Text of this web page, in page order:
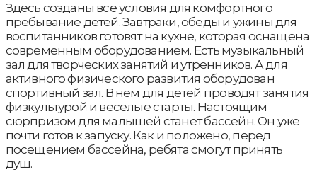
Здесь созданы все условия для комфортного
пребывание детей. Завтраки, обеды и ужины для
воспитанников готовят на кухне, которая оснащена
современным оборудованием. Есть музыкальный
зал для творческих занятий и утренников. А для
активного физического развития оборудован
спортивный зал. В нем для детей проводят занятия
физкультурой и веселые старты. Настоящим
сюрпризом для малышей станет бассейн. Он уже
почти готов к запуску. Как и положено, перед
посещением бассейна, ребята смогут принять
душ.